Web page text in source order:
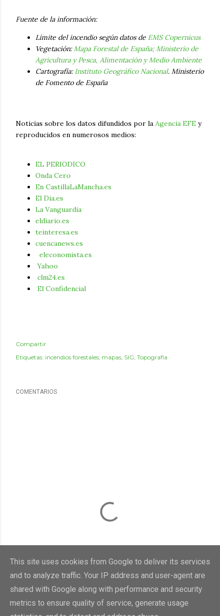
Fuente de la información:
Límite del incendio según datos de EMS Copernicus
Vegetación:Mapa Forestal de España; Ministerio de
Agricultura y Pesca, Alimentación y Medio Ambiente
Cartografía:Instituto Geográfico Nacional. Ministerio
de Fomento de España
Noticias sobre los datos difundidos por la Agencia EFE y
reproducidos en numerosos medios:
EL PERIODICO
Onda Cero
En CastillaLaMancha.es
El Dia.es
La Vanguardia
eldiario.es
teinteresa.es
cuencanews.es
eleconomista.es
Yahoo
clm24.es
El Confidencial
Compartir
Etiquetas: incendios forestales mapas SIG Topografía
COMENTARIOS
This site uses cookies from Google to deliver its services
and to analyze traffic. Your IP address and user-agent are
shared with Google along with performance and security
metrics to ensure quality of service, generate usage